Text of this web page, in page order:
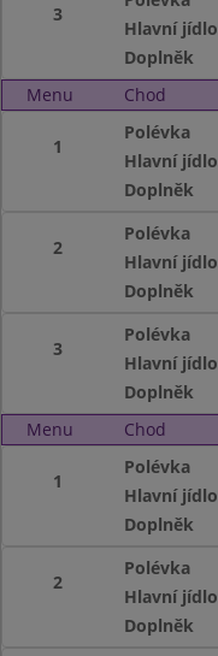
3
Hlavní jídlo
Doplněk
Menu
Chod
1
Polévka
Hlavní jídlo
Doplněk
2
Polévka
Hlavní jídlo
Doplněk
3
Polévka
Hlavní jídlo
Doplněk
Menu
Chod
1
Polévka
Hlavní jídlo
Doplněk
2
Polévka
Hlavní jídlo
Doplněk